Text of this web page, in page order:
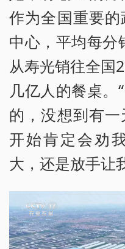
作为全国重要
中心，平均每分
从寿光销往全国
几亿人的餐桌。
的，没想到有
开始肯定会劝
大，还是放手让